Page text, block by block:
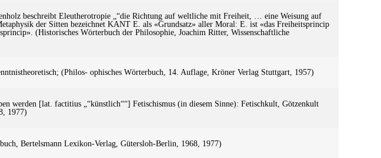
beschreibt Eleutherotropie „“die Richtung auf weltliche mit Freiheit, … eine Weisung auf
der Sitten bezeichnet KANT E. als «Grundsatz» aller Moral: E. ist «das Freiheitsprincip
(Historisches Wörterbuch der Philosophie, Joachim Ritter, Wissenschaftliche
(Philos- ophisches Wörterbuch, 14. Auflage, Kröner Verlag Stuttgart, 1957)
werden [lat. factitius „“künstlich““] Fetischismus (in diesem Sinne): Fetischkult, Götzenkult
1977)
Bertelsmann Lexikon-Verlag, Gütersloh-Berlin, 1968, 1977)